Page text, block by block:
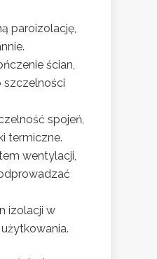
paroizolację,
ścian,
szczelności
spojeń,
termiczne.
wentylacji,
izolacji w